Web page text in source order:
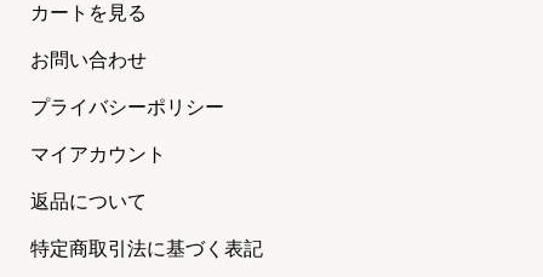
カートを見る
お問い合わせ
プライバシーポリシー
マイアカウント
返品について
特定商取引法に基づく表記